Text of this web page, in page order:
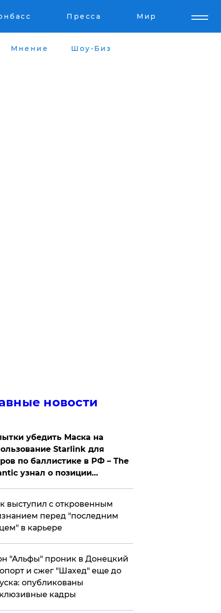
Пресса Мир
Мнение Шоу-Биз
новости
убедить Маска на
Starlink для
по баллистике в РФ – The
узнал о позиции
выступил с откровенным
перед "последним
в карьере
"Альфы" проник в Донецкий
и сжег "Шахед" еще до
опубликованы
кадры